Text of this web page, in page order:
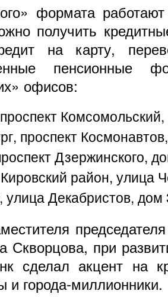
формата
получить
на карту,
пенсионные
офисов:
проспект
Дзержинского,
район, улица
улица Декабристов, дом
Скворцова, при
сделал акцент на
и города-миллионники.